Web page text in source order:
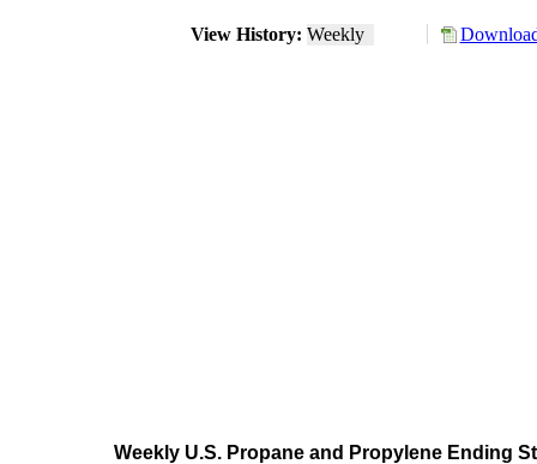
View History: Weekly
Weekly U.S. Propane and Propylene Ending